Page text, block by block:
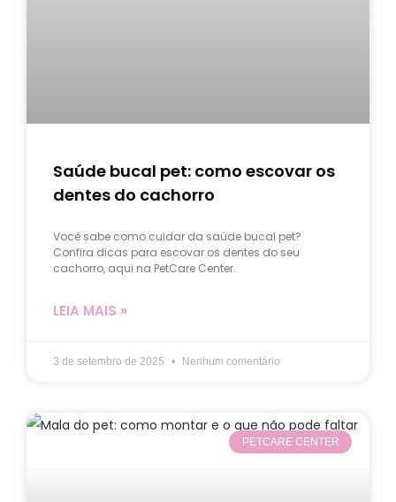
Saúde bucal pet: como escovar os
dentes do cachorro
Você sabe como cuidar da saúde bucal pet?
Confira dicas para escovar os dentes do seu
cachorro, aqui na PetCare Center.
LEIA MAIS »
3 de setembro de 2025 Nenhum comentário
PETCARE CENTER